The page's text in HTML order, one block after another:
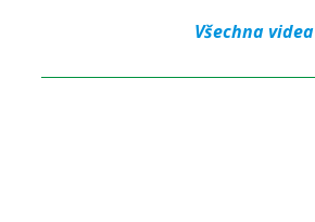
Všechna videa